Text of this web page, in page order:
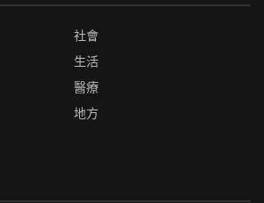
社會
生活
醫療
地方